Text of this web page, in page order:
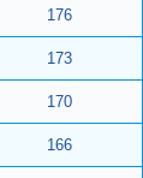
176
173
170
166